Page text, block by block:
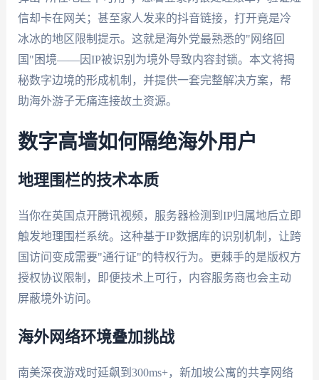
信却卡在网关；甚至家人发来的抖音链接，打开竟是冷
冰冰的地区限制提示。这就是海外党最熟悉的"网络回
国"困境——因IP被识别为境外导致内容封锁。本文将揭
秘数字边境的形成机制，并提供一套完整解决方案，帮
助海外游子无痛连接故土资源。
数字高墙如何隔绝海外用户
地理围栏的技术本质
当你在英国点开腾讯视频，服务器检测到IP归属地后立即
触发地理围栏系统。这种基于IP数据库的识别机制，让跨
国访问变成需要"通行证"的特权行为。更棘手的是版权方
授权协议限制，即便技术上可行，内容服务商也会主动
屏蔽境外访问。
海外网络环境叠加挑战
南美深夜游戏时延飙到300ms+，新加坡公寓的共享网络